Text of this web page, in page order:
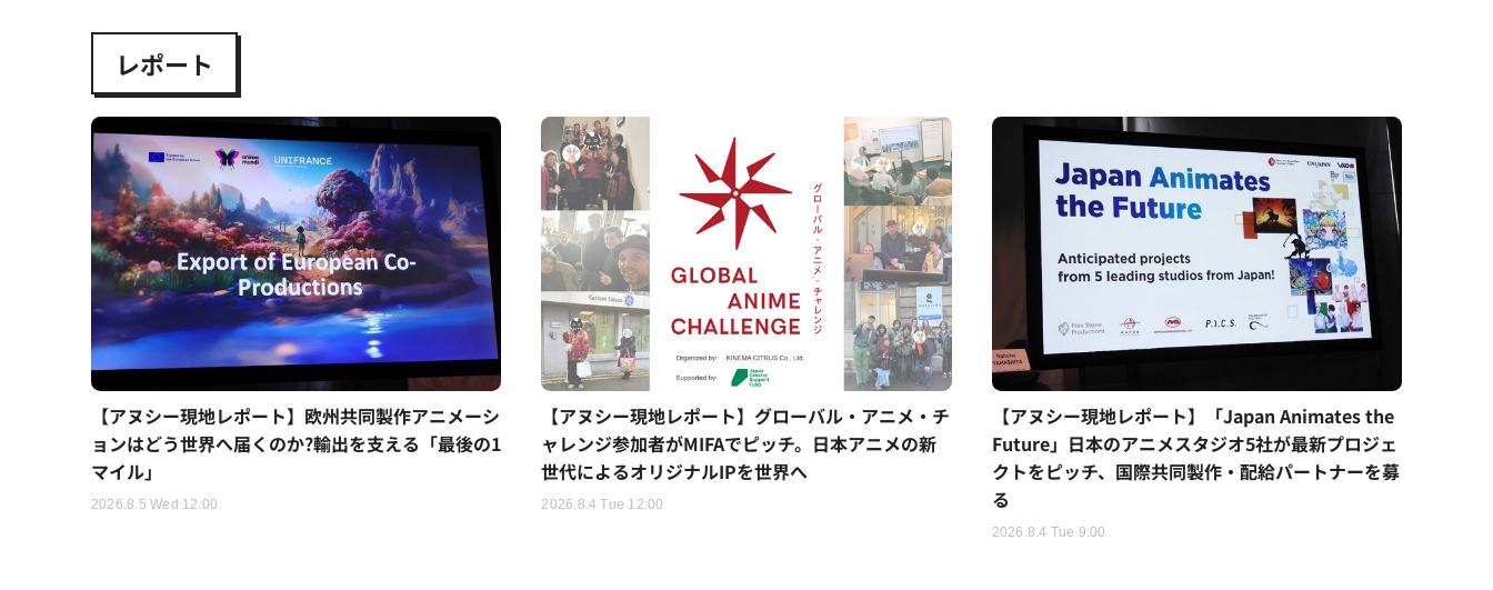
レポート
【アヌシー現地レポート】欧州共同製作アニメーシ
ョンはどう世界へ届くのか?輸出を支える「最後の1
マイル」
2026.8.5 Wed 12:00
【アヌシー現地レポート】グローバル・アニメ・チ
ャレンジ参加者がMIFAでピッチ。日本アニメの新
世代によるオリジナルIPを世界へ
2026.8.4 Tue 12:00
【アヌシー現地レポート】「Japan Animates the
Future」日本のアニメスタジオ5社が最新プロジェ
クトをピッチ、国際共同製作・配給パートナーを募
る
2026.8.4 Tue 9:00